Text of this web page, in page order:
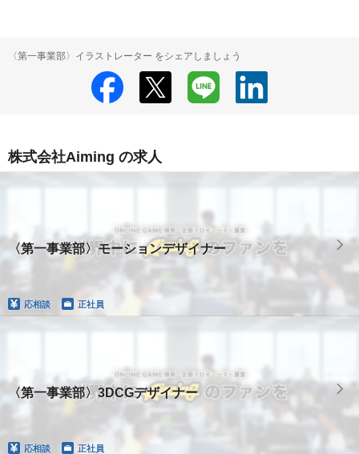
〈第一事業部〉イラストレーター をシェアしましょう
株式会社Aiming の求人
〈第一事業部〉モーションデザイナー
応相談 正社員
〈第一事業部〉3DCGデザイナー
応相談 正社員